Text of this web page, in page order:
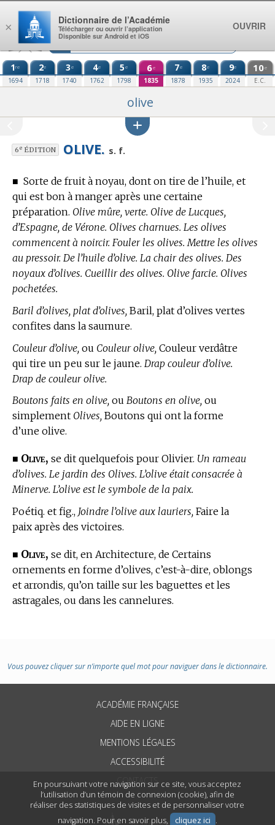
En poursuivant votre navigation sur ce site, vous acceptez
l’utilisation d’un témoin de connexion (cookie), afin de
réaliser des statistiques de visites et de personnaliser votre
navigation. Pour en savoir plus,
cliquez ici .
Aller au contenu
1re
1694
2e
1718
3e
1740
4e
1762
5e
1798
6e
1835
7e
1878
8e
1935
9e
2024
10e
E.C.
olive
6eÉDITION OLIVE. s. f.
■ Sorte de fruit à noyau, dont on tire de l’huile, et
qui est bon à manger après une certaine
préparation. Olive mûre, verte. Olive de Lucques,
d’Espagne, de Vérone. Olives charnues. Les olives
commencent à noircir. Fouler les olives. Mettre les olives
au pressoir. De l’huile d’olive. La chair des olives. Des
noyaux d’olives. Cueillir des olives. Olive farcie. Olives
pochetées.
Baril d’olives, plat d’olives, Baril, plat d’olives vertes
confites dans la saumure.
Couleur d’olive, ou Couleur olive, Couleur verdâtre
qui tire un peu sur le jaune. Drap couleur d’olive.
Drap de couleur olive.
Boutons faits en olive, ou Boutons en olive, ou
simplement Olives, Boutons qui ont la forme
d’une olive.
■ Olive, se dit quelquefois pour Olivier. Un rameau
d’olives. Le jardin des Olives. L’olive était consacrée à
Minerve. L’olive est le symbole de la paix.
Poétiq. et fig., Joindre l’olive aux lauriers, Faire la
paix après des victoires.
■ Olive, se dit, en Architecture, de Certains
ornements en forme d’olives, c’est-à-dire, oblongs
et arrondis, qu’on taille sur les baguettes et les
astragales, ou dans les cannelures.
Vous pouvez cliquer sur n’importe quel mot pour naviguer dans le dictionnaire.
ACADÉMIE FRANÇAISE
AIDE EN LIGNE
MENTIONS LÉGALES
ACCESSIBILITÉ
CONTACTS
×
Dictionnaire de l’Académie
Télécharger ou ouvrir l’application
Disponible sur Android et iOS
OUVRIR